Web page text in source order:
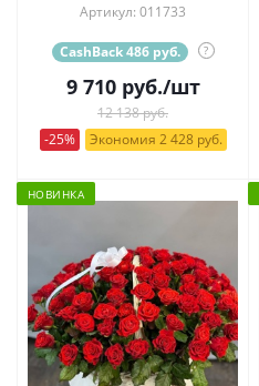
Артикул: 011733
CashBack 486 руб. ?
9 710руб./шт
12 138 руб.
-25%
Экономия 2 428 руб.
НОВИНКА